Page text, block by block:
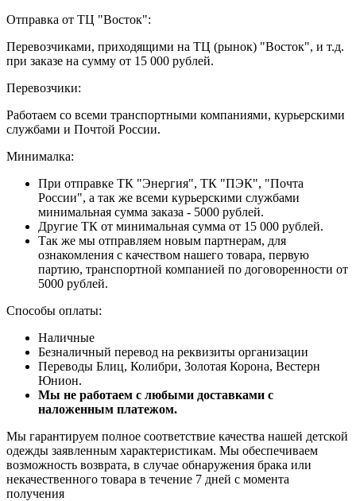
Отправка от ТЦ "Восток":
Перевозчиками, приходящими на ТЦ (рынок) "Восток", и т.д.
при заказе на сумму от 15 000 рублей.
Перевозчики:
Работаем со всеми транспортными компаниями, курьерскими
службами и Почтой России.
Минималка:
При отправке ТК "Энергия", ТК "ПЭК", "Почта
России", а так же всеми курьерскими службами
минимальная сумма заказа - 5000 рублей.
Другие ТК от минимальная сумма от 15 000 рублей.
Так же мы отправляем новым партнерам, для
ознакомления с качеством нашего товара, первую
партию, транспортной компанией по договоренности от
5000 рублей.
Способы оплаты:
Наличные
Безналичный перевод на реквизиты организации
Переводы Блиц, Колибри, Золотая Корона, Вестерн
Юнион.
Мы не работаем с любыми доставками с
наложенным платежом.
Мы гарантируем полное соответствие качества нашей детской
одежды заявленным характеристикам. Мы обеспечиваем
возможность возврата, в случае обнаружения брака или
некачественного товара в течение 7 дней с момента
получения